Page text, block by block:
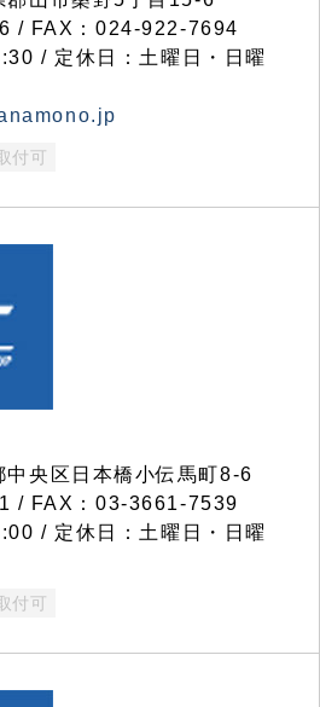
/ FAX：024-922-7694
/ 定休日：土曜日・日曜
付可
央区日本橋小伝馬町8-6
/ FAX：03-3661-7539
/ 定休日：土曜日・日曜
付可